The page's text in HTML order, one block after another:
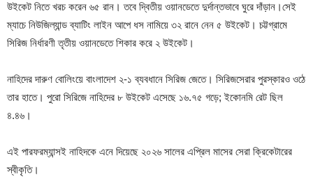
উইকেট নিতে খরচ করেন ৬৫ রান। তবে দ্বিতীয় ওয়ানডেতে দুর্দান্তভাবে ঘুরে দাঁড়ান।সেই
ম্যাচে নিউজিল্যান্ড ব্যাটিং লাইন আপে ধস নামিয়ে ৩২ রানে নেন ৫ উইকেট। চট্টগ্রামে
সিরিজ নির্ধারণী তৃতীয় ওয়ানডেতে শিকার করে ২ উইকেট।
নাহিদের দারুণ বোলিংয়ে বাংলাদেশ ২-১ ব্যবধানে সিরিজ জেতে। সিরিজসেরার পুরস্কারও ওঠে
তার হাতে। পুরো সিরিজে নাহিদের ৮ উইকেট এসেছে ১৬.৭৫ গড়ে; ইকোনমি রেট ছিল
৪.৪৬।
এই পারফরম্যান্সই নাহিদকে এনে দিয়েছে ২০২৬ সালের এপ্রিল মাসের সেরা ক্রিকেটারের
স্বীকৃতি।